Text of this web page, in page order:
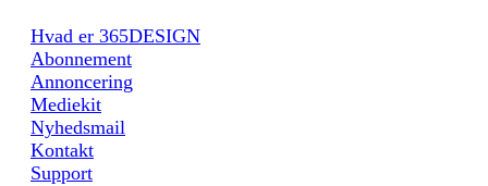
Hvad er 365DESIGN
Abonnement
Annoncering
Mediekit
Nyhedsmail
Kontakt
Support